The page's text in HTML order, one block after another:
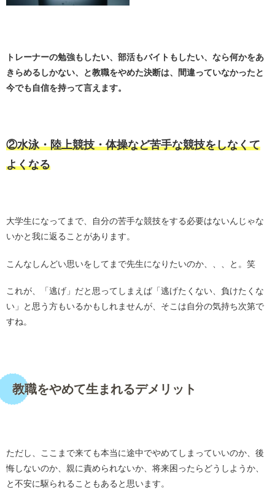
トレーナーの勉強もしたい、部活もバイトもしたい、なら何かをあ
きらめるしかない、と教職をやめた決断は、間違っていなかったと
今でも自信を持って言えます。
②水泳・陸上競技・体操など苦手な競技をしなくて
よくなる
大学生になってまで、自分の苦手な競技をする必要はないんじゃな
いかと我に返ることがあります。
こんなしんどい思いをしてまで先生になりたいのか、、、と。笑
これが、「逃げ」だと思ってしまえば「逃げたくない、負けたくな
い」と思う方もいるかもしれませんが、そこは自分の気持ち次第で
すね。
教職をやめて生まれるデメリット
ただし、ここまで来ても本当に途中でやめてしまっていいのか、後
悔しないのか、親に責められないか、将来困ったらどうしようか、
と不安に駆られることもあると思います。